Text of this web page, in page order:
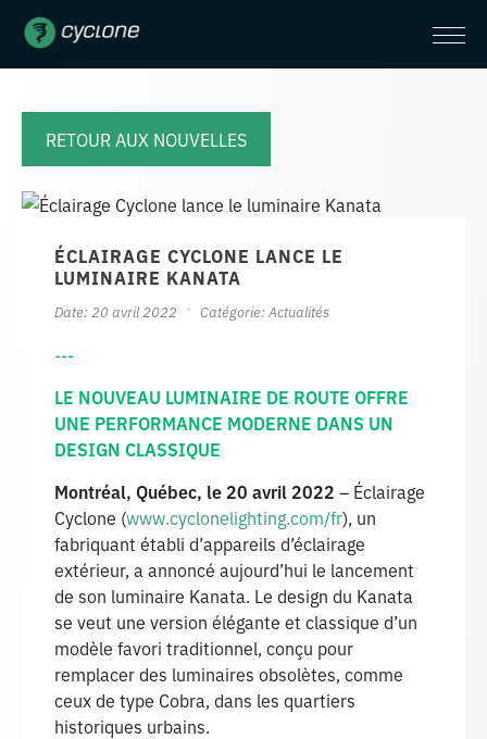
RETOUR AUX NOUVELLES
ÉCLAIRAGE CYCLONE LANCE LE
LUMINAIRE KANATA
Date: 20 avril 2022 Catégorie: Actualités
---
LE NOUVEAU LUMINAIRE DE ROUTE OFFRE
UNE PERFORMANCE MODERNE DANS UN
DESIGN CLASSIQUE
Montréal, Québec, le 20 avril 2022 – Éclairage
Cyclone (www.cyclonelighting.com/fr), un
fabriquant établi d’appareils d’éclairage
extérieur, a annoncé aujourd’hui le lancement
de son luminaire Kanata. Le design du Kanata
se veut une version élégante et classique d’un
modèle favori traditionnel, conçu pour
remplacer des luminaires obsolètes, comme
ceux de type Cobra, dans les quartiers
historiques urbains.